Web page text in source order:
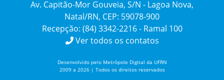
Av. Capitão-Mor Gouveia, S/N - Lagoa Nova,
Natal/RN, CEP: 59078-900
Recepção: (84) 3342-2216 - Ramal 100
Ver todos os contatos
Desenvolvido pelo Metrópole Digital da UFRN
2009 a 2026 | Todos os direitos reservados